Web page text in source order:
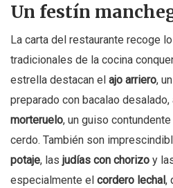
Un festín
La carta del restaurante recoge
tradicionales de la cocina
estrella destacan el ajo arriero,
preparado con bacalao desalado,
morteruelo, un guiso
cerdo. También son
potaje, las judías con chorizo y
especialmente el cordero lechal ,